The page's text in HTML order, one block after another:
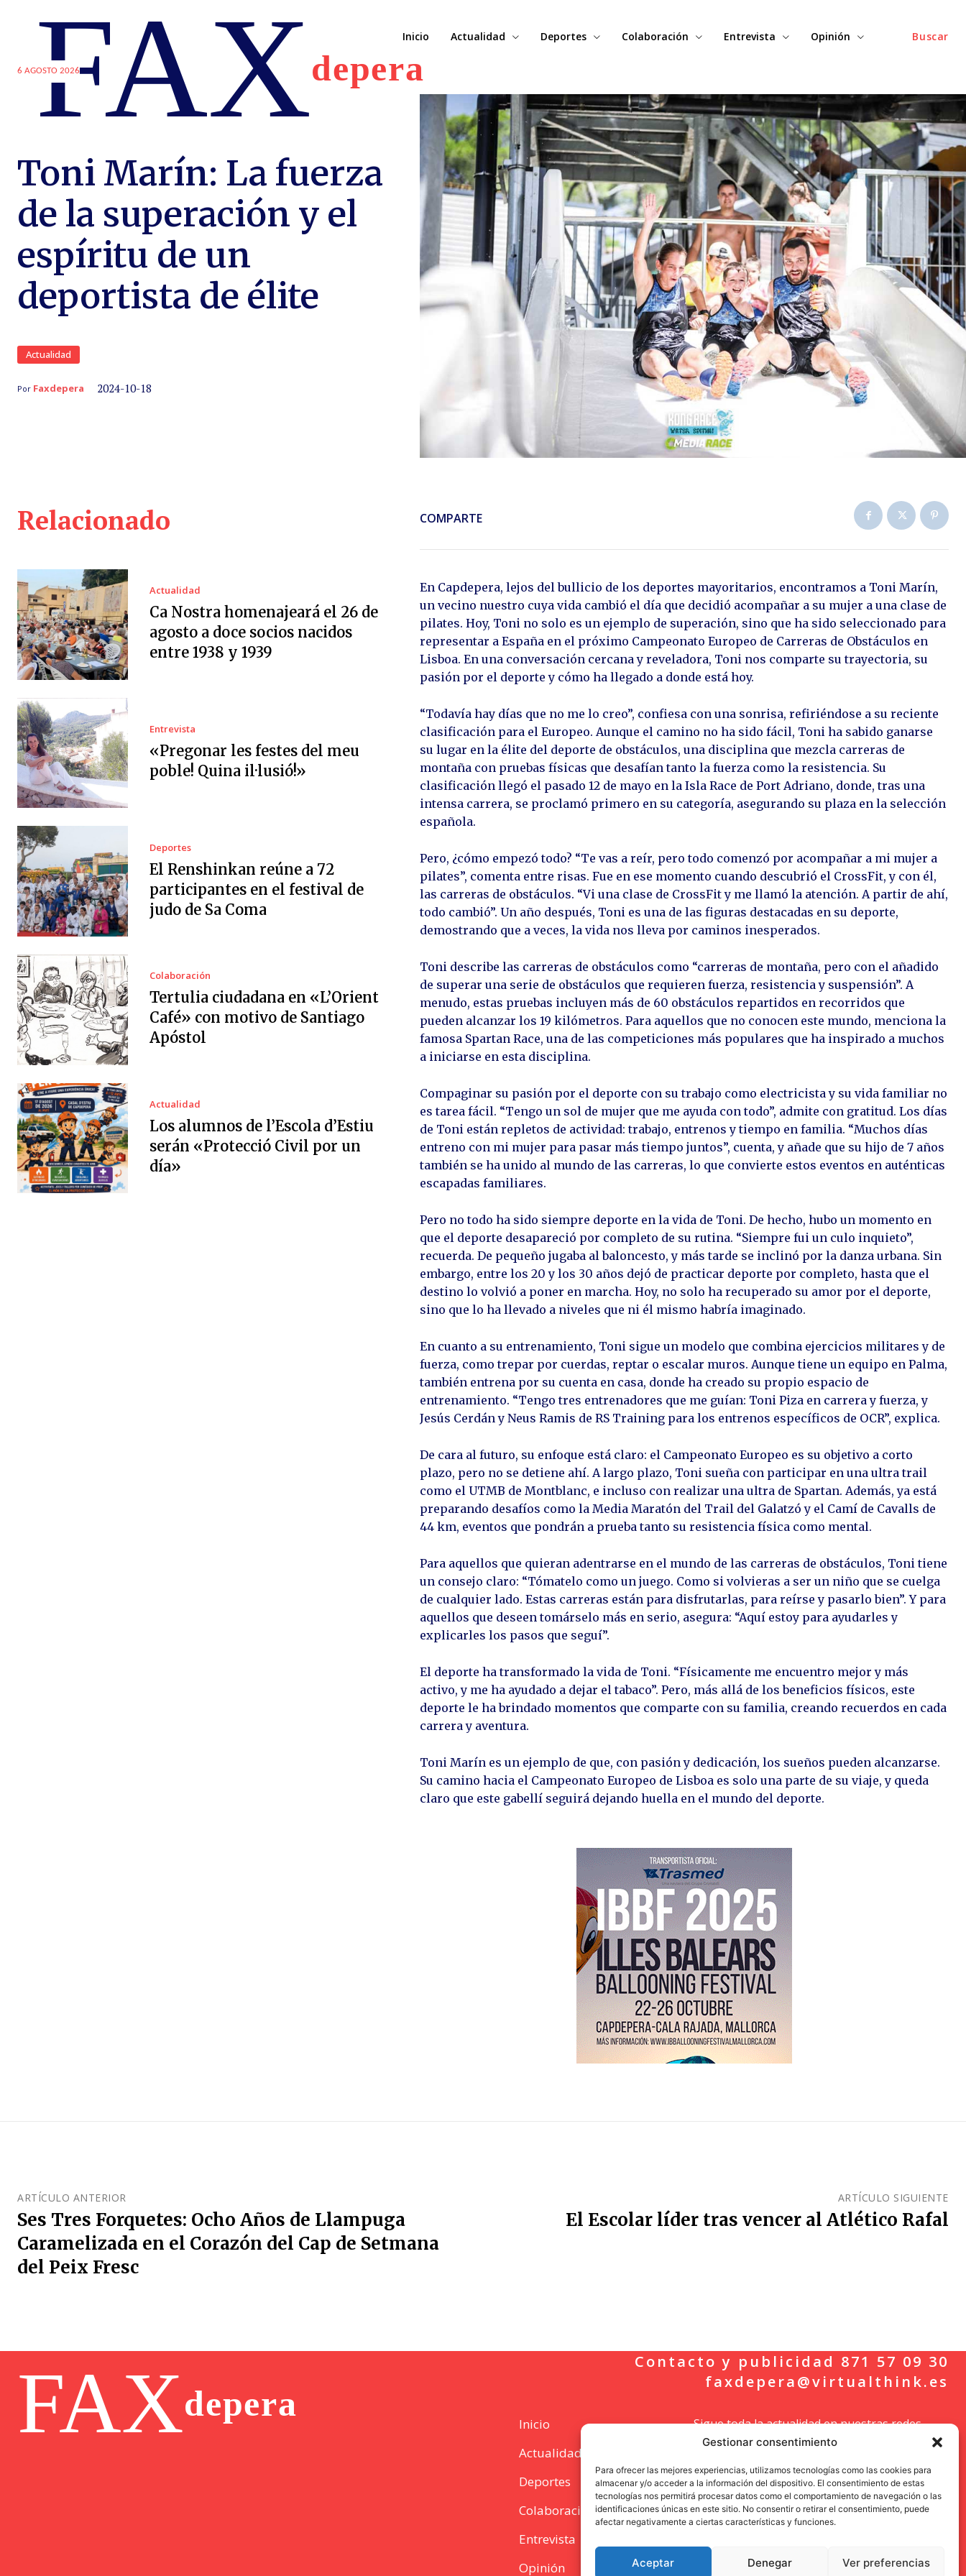
Gestionar consentimiento
Para ofrecer las mejores experiencias, utilizamos tecnologías como las cookies para
almacenar y/o acceder a la información del dispositivo. El consentimiento de estas
tecnologías nos permitirá procesar datos como el comportamiento de navegación o las
identificaciones únicas en este sitio. No consentir o retirar el consentimiento, puede
afectar negativamente a ciertas características y funciones.
Aceptar Denegar Ver preferencias
6 AGOSTO 2026
FAXdepera
Buscar
Inicio Actualidad Deportes Colaboración Entrevista Opinión
Toni Marín: La fuerza
de la superación y el
espíritu de un
deportista de élite
Actualidad
Por Faxdepera 2024-10-18
Relacionado
Actualidad
Ca Nostra homenajeará el 26 de
agosto a doce socios nacidos
entre 1938 y 1939
Entrevista
«Pregonar les festes del meu
poble! Quina il·lusió!»
Deportes
El Renshinkan reúne a 72
participantes en el festival de
judo de Sa Coma
Colaboración
Tertulia ciudadana en «L’Orient
Café» con motivo de Santiago
Apóstol
Actualidad
Los alumnos de l’Escola d’Estiu
serán «Protecció Civil por un
día»
COMPARTE
En Capdepera, lejos del bullicio de los deportes mayoritarios, encontramos a Toni Marín,
un vecino nuestro cuya vida cambió el día que decidió acompañar a su mujer a una clase de
pilates. Hoy, Toni no solo es un ejemplo de superación, sino que ha sido seleccionado para
representar a España en el próximo Campeonato Europeo de Carreras de Obstáculos en
Lisboa. En una conversación cercana y reveladora, Toni nos comparte su trayectoria, su
pasión por el deporte y cómo ha llegado a donde está hoy.
“Todavía hay días que no me lo creo”, confiesa con una sonrisa, refiriéndose a su reciente
clasificación para el Europeo. Aunque el camino no ha sido fácil, Toni ha sabido ganarse
su lugar en la élite del deporte de obstáculos, una disciplina que mezcla carreras de
montaña con pruebas físicas que desafían tanto la fuerza como la resistencia. Su
clasificación llegó el pasado 12 de mayo en la Isla Race de Port Adriano, donde, tras una
intensa carrera, se proclamó primero en su categoría, asegurando su plaza en la selección
española.
Pero, ¿cómo empezó todo? “Te vas a reír, pero todo comenzó por acompañar a mi mujer a
pilates”, comenta entre risas. Fue en ese momento cuando descubrió el CrossFit, y con él,
las carreras de obstáculos. “Vi una clase de CrossFit y me llamó la atención. A partir de ahí,
todo cambió”. Un año después, Toni es una de las figuras destacadas en su deporte,
demostrando que a veces, la vida nos lleva por caminos inesperados.
Toni describe las carreras de obstáculos como “carreras de montaña, pero con el añadido
de superar una serie de obstáculos que requieren fuerza, resistencia y suspensión”. A
menudo, estas pruebas incluyen más de 60 obstáculos repartidos en recorridos que
pueden alcanzar los 19 kilómetros. Para aquellos que no conocen este mundo, menciona la
famosa Spartan Race, una de las competiciones más populares que ha inspirado a muchos
a iniciarse en esta disciplina.
Compaginar su pasión por el deporte con su trabajo como electricista y su vida familiar no
es tarea fácil. “Tengo un sol de mujer que me ayuda con todo”, admite con gratitud. Los días
de Toni están repletos de actividad: trabajo, entrenos y tiempo en familia. “Muchos días
entreno con mi mujer para pasar más tiempo juntos”, cuenta, y añade que su hijo de 7 años
también se ha unido al mundo de las carreras, lo que convierte estos eventos en auténticas
escapadas familiares.
Pero no todo ha sido siempre deporte en la vida de Toni. De hecho, hubo un momento en
que el deporte desapareció por completo de su rutina. “Siempre fui un culo inquieto”,
recuerda. De pequeño jugaba al baloncesto, y más tarde se inclinó por la danza urbana. Sin
embargo, entre los 20 y los 30 años dejó de practicar deporte por completo, hasta que el
destino lo volvió a poner en marcha. Hoy, no solo ha recuperado su amor por el deporte,
sino que lo ha llevado a niveles que ni él mismo habría imaginado.
En cuanto a su entrenamiento, Toni sigue un modelo que combina ejercicios militares y de
fuerza, como trepar por cuerdas, reptar o escalar muros. Aunque tiene un equipo en Palma,
también entrena por su cuenta en casa, donde ha creado su propio espacio de
entrenamiento. “Tengo tres entrenadores que me guían: Toni Piza en carrera y fuerza, y
Jesús Cerdán y Neus Ramis de RS Training para los entrenos específicos de OCR”, explica.
De cara al futuro, su enfoque está claro: el Campeonato Europeo es su objetivo a corto
plazo, pero no se detiene ahí. A largo plazo, Toni sueña con participar en una ultra trail
como el UTMB de Montblanc, e incluso con realizar una ultra de Spartan. Además, ya está
preparando desafíos como la Media Maratón del Trail del Galatzó y el Camí de Cavalls de
44 km, eventos que pondrán a prueba tanto su resistencia física como mental.
Para aquellos que quieran adentrarse en el mundo de las carreras de obstáculos, Toni tiene
un consejo claro: “Tómatelo como un juego. Como si volvieras a ser un niño que se cuelga
de cualquier lado. Estas carreras están para disfrutarlas, para reírse y pasarlo bien”. Y para
aquellos que deseen tomárselo más en serio, asegura: “Aquí estoy para ayudarles y
explicarles los pasos que seguí”.
El deporte ha transformado la vida de Toni. “Físicamente me encuentro mejor y más
activo, y me ha ayudado a dejar el tabaco”. Pero, más allá de los beneficios físicos, este
deporte le ha brindado momentos que comparte con su familia, creando recuerdos en cada
carrera y aventura.
Toni Marín es un ejemplo de que, con pasión y dedicación, los sueños pueden alcanzarse.
Su camino hacia el Campeonato Europeo de Lisboa es solo una parte de su viaje, y queda
claro que este gabellí seguirá dejando huella en el mundo del deporte.
ARTÍCULO ANTERIOR
Ses Tres Forquetes: Ocho Años de Llampuga
Caramelizada en el Corazón del Cap de Setmana
del Peix Fresc
ARTÍCULO SIGUIENTE
El Escolar líder tras vencer al Atlético Rafal
FAXdepera
Contacto y publicidad 871 57 09 30
faxdepera@virtualthink.es
Inicio
Actualidad
Deportes
Colaboración
Entrevista
Opinión
Sigue toda la actualidad en nuestras redes
sociales.